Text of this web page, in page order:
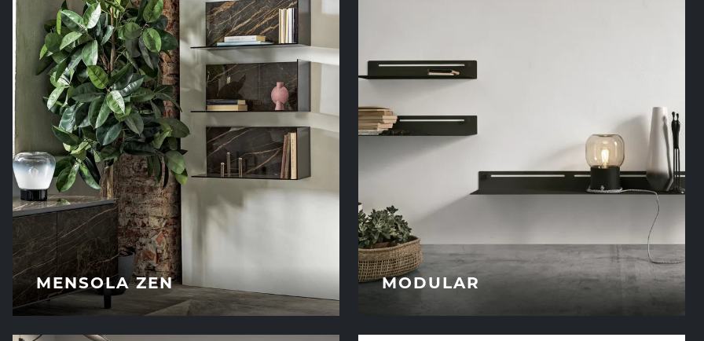
MENSOLA ZEN MODULAR